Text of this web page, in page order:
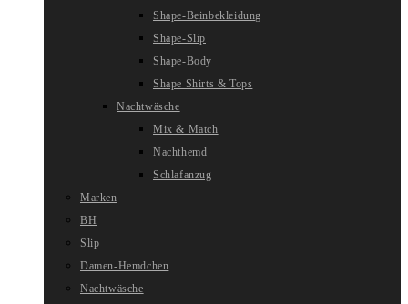
Shape-Beinbekleidung
Shape-Slip
Shape-Body
Shape Shirts & Tops
Nachtwäsche
Mix & Match
Nachthemd
Schlafanzug
Marken
BH
Slip
Damen-Hemdchen
Nachtwäsche